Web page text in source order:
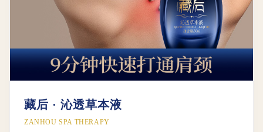
藏后 · 沁透草本液
ZANHOU SPA THERAPY